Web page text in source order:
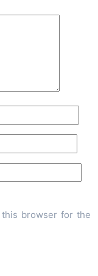
this browser for the